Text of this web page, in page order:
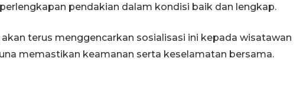
pendakian dalam kondisi baik dan lengkap.
terus menggencarkan sosialisasi ini kepada wisatawan
memastikan keamanan serta keselamatan bersama.